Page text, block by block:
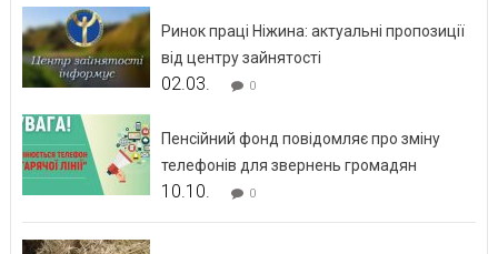
Ринок праці Ніжина: актуальні пропозиції
від центру зайнятості
02.03. 0
Пенсійний фонд повідомляє про зміну
телефонів для звернень громадян
10.10. 0